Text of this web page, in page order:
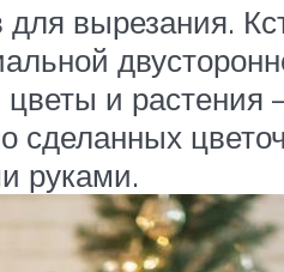
вырезания.
и
руками.